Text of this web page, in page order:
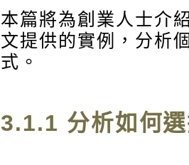
本篇將為創業人士介
文提供的實例，分析
式。
3.1.1 分析如何